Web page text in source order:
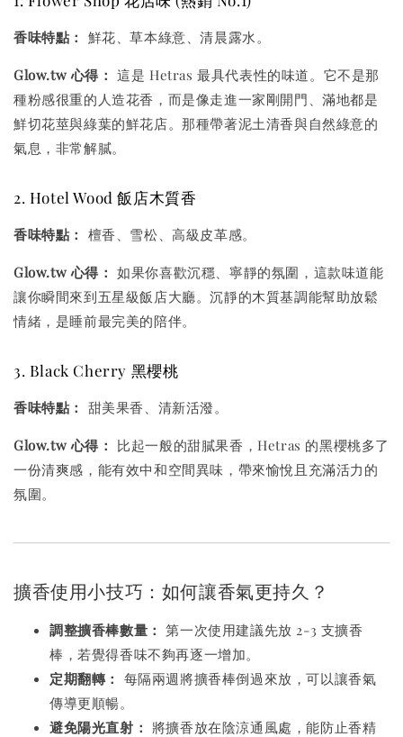
香味特點： 鮮花、草本綠意、清晨露水。
Glow.tw 心得： 這是 Hetras 最具代表性的味道。它不是那
種粉感很重的人造花香，而是像走進一家剛開門、滿地都是
鮮切花莖與綠葉的鮮花店。那種帶著泥土清香與自然綠意的
氣息，非常解膩。
2. Hotel Wood 飯店木質香
香味特點： 檀香、雪松、高級皮革感。
Glow.tw 心得： 如果你喜歡沉穩、寧靜的氛圍，這款味道能
讓你瞬間來到五星級飯店大廳。沉靜的木質基調能幫助放鬆
情緒，是睡前最完美的陪伴。
3. Black Cherry 黑櫻桃
香味特點： 甜美果香、清新活潑。
Glow.tw 心得： 比起一般的甜膩果香，Hetras 的黑櫻桃多了
一份清爽感，能有效中和空間異味，帶來愉悅且充滿活力的
氛圍。
擴香使用小技巧：如何讓香氣更持久？
調整擴香棒數量： 第一次使用建議先放 2-3 支擴香
棒，若覺得香味不夠再逐一增加。
定期翻轉： 每隔兩週將擴香棒倒過來放，可以讓香氣
傳導更順暢。
避免陽光直射： 將擴香放在陰涼通風處，能防止香精